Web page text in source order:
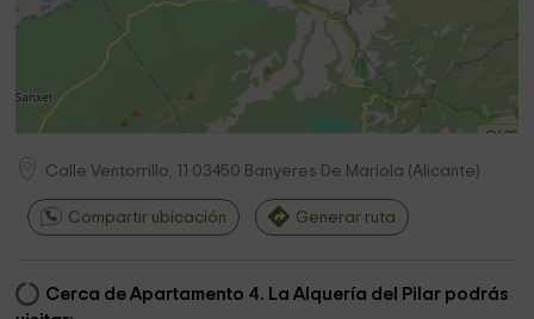
Calle Ventorrillo, 11 03450 Banyeres De Mariola (Alicante)
Compartir ubicación Generar ruta
Cerca de Apartamento 4. La Alquería del Pilar podrás